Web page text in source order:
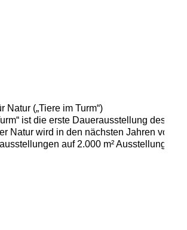
Natur („Tiere im Turm“)
ist die erste Dauerausstellung des
Natur wird in den nächsten Jahren
auf 2.000 m²